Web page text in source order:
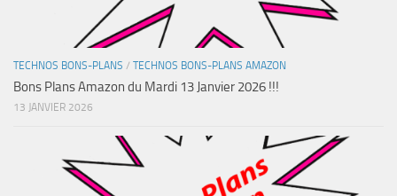
TECHNOS BONS-PLANS / TECHNOS BONS-PLANS AMAZON
Bons Plans Amazon du Mardi 13 Janvier 2026 !!!
13 JANVIER 2026